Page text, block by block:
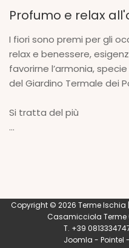
Profumo e relax
I fiori sono premi per gli
relax e benessere,
favorirne l’armonia,
del Giardino Termale dei
Si tratta del più
...
Copyright © 2026 Terme Ischia
Casamicciola Terme
T. +39
Joomla - Pointel -